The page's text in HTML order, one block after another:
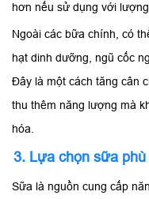
hơn nếu sử dụng với
Ngoài các bữa chính, có
hạt dinh dưỡng, ngũ cốc
Đây là một cách tăng cân
thu thêm năng lượng mà
hóa.
3. Lựa chọn sữa
Sữa là nguồn cung cấp